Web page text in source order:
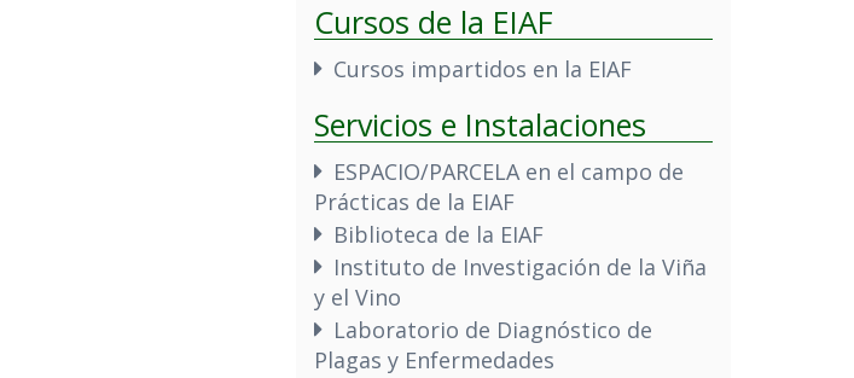
Cursos de la EIAF
Cursos impartidos en la EIAF
Servicios e Instalaciones
ESPACIO/PARCELA en el campo de
Prácticas de la EIAF
Biblioteca de la EIAF
Instituto de Investigación de la Viña
y el Vino
Laboratorio de Diagnóstico de
Plagas y Enfermedades